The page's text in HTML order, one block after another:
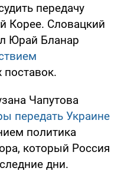
передачу
Корее. Словацкий
Юрай Бланар
Чапутова
передать Украине
политика
который Россия
дни.